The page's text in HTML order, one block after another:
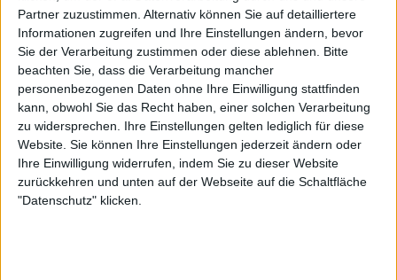
Partner zuzustimmen. Alternativ können Sie auf detailliertere
Informationen zugreifen und Ihre Einstellungen ändern, bevor
Sie der Verarbeitung zustimmen oder diese ablehnen.
Bitte
beachten Sie, dass die Verarbeitung mancher
personenbezogenen Daten ohne Ihre Einwilligung stattfinden
kann, obwohl Sie das Recht haben, einer solchen Verarbeitung
zu widersprechen. Ihre Einstellungen gelten lediglich für diese
Website. Sie können Ihre Einstellungen jederzeit ändern oder
Ihre Einwilligung widerrufen, indem Sie zu dieser Website
zurückkehren und unten auf der Webseite auf die Schaltfläche
"Datenschutz" klicken.
Diese broke Hittas kriegen keinen Cent
Diese fuck Bitches kriegen keine Love
(never dat, never dat, never dat)
AbuMO187
41
vor 4 Jahren
Ich hab' ein Haus in Monte Carlo
Ich hab' den Belt von Ferragamo
Ich bin connected in Chicago
Ich hab' Juice, so wie Pago